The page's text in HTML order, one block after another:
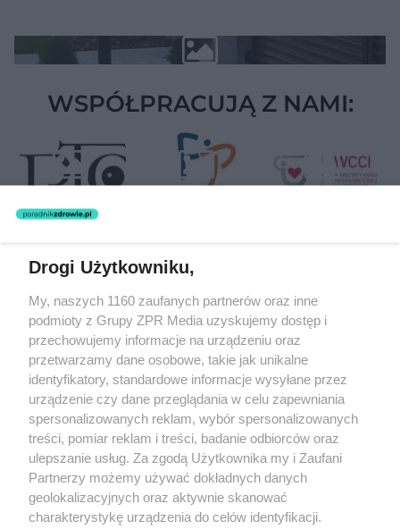
WSPÓŁPRACUJĄ Z NAMI:
Żaden utwór zamieszczony w serwisie nie może być powielany i
rozpowszechniany lub dalej rozpowszechniany w jakikolwiek sposób
(w tym także elektroniczny lub mechaniczny) na jakimkolwiek polu
eksploatacji w jakiejkolwiek formie, włącznie z umieszczaniem w
Internecie bez pisemnej zgody właściciela praw. Jakiekolwiek użycie
lub wykorzystanie utworów w całości lub w części z naruszeniem
prawa, tzn. bez właściwej zgody, jest zabronione pod groźbą kary i
może być ścigane prawnie.
O nas
Drogi Użytkowniku,
My, naszych 1160 zaufanych partnerów oraz inne
podmioty z Grupy ZPR Media uzyskujemy dostęp i
przechowujemy informacje na urządzeniu oraz
przetwarzamy dane osobowe, takie jak unikalne
identyfikatory, standardowe informacje wysyłane przez
urządzenie czy dane przeglądania w celu zapewniania
spersonalizowanych reklam, wybór spersonalizowanych
treści, pomiar reklam i treści, badanie odbiorców oraz
ulepszanie usług. Za zgodą Użytkownika my i Zaufani
Partnerzy możemy używać dokładnych danych
geolokalizacyjnych oraz aktywnie skanować
charakterystykę urządzenia do celów identyfikacji.